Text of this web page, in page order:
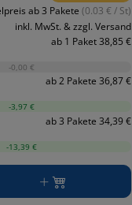
ab 3 Pakete (0.03 € / St)
inkl. MwSt. & zzgl. Versand
ab 1 Paket 38,85 €
-0,00 €
ab 2 Pakete 36,87 €
-3,97 €
ab 3 Pakete 34,39 €
-13,39 €